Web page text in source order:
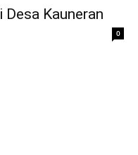
Kauneran
0